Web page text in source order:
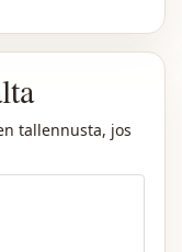
tallennusta, jos